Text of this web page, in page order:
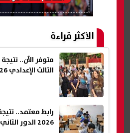
الأكثر قراءة
متوفر الآن..
الثالث الإعدادي 2026 بالاسم فقط
رابط معتمد..
2026 الدور الثاني محافظة الشرقية